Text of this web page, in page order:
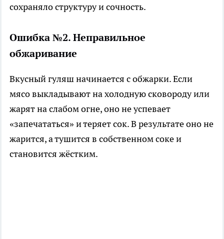
сохраняло структуру и сочность.
Ошибка №2. Неправильное
обжаривание
Вкусный гуляш начинается с обжарки. Если
мясо выкладывают на холодную сковороду или
жарят на слабом огне, оно не успевает
«запечататься» и теряет сок. В результате оно не
жарится, а тушится в собственном соке и
становится жёстким.